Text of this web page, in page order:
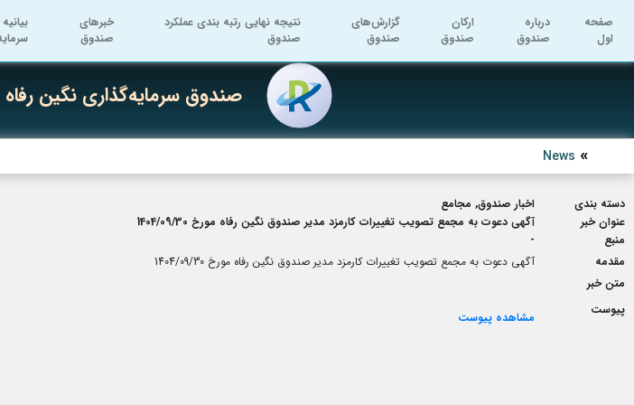
صفحه
اول
درباره
صندوق
ارکان
صندوق
گزارش‌های
صندوق
نتیجه نهایی رتبه بندی عملکرد
صندوق
خبرهای
صندوق
صندوق سرمایه‌گذاری نگین رفاه
News
دسته بندی
اخبار صندوق, مجامع
عنوان خبر
آگهی دعوت به مجمع تصویب تغییرات کارمزد مدیر صندوق نگین رفاه مورخ 1404/09/30
منبع
-
مقدمه
آگهی دعوت به مجمع تصویب تغییرات کارمزد مدیر صندوق نگین رفاه مورخ 1404/09/30
متن خبر
پیوست
مشاهده پیوست